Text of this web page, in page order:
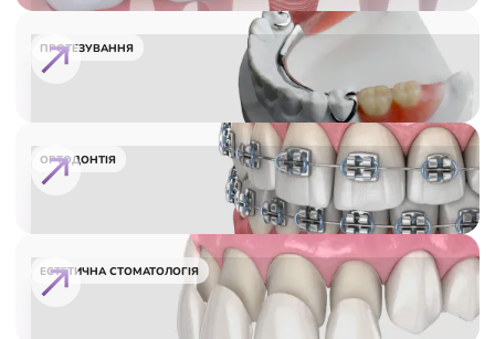
ПРОТЕЗУВАННЯ
ОРТОДОНТІЯ
ЕСТЕТИЧНА СТОМАТОЛОГІЯ